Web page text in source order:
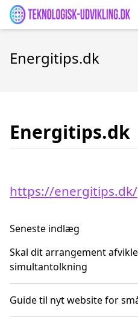
Energitips.dk
Energitips.dk
https://energitips.dk/
Seneste indlæg
Skal dit arrangement
simultantolkning
Guide til nyt website for